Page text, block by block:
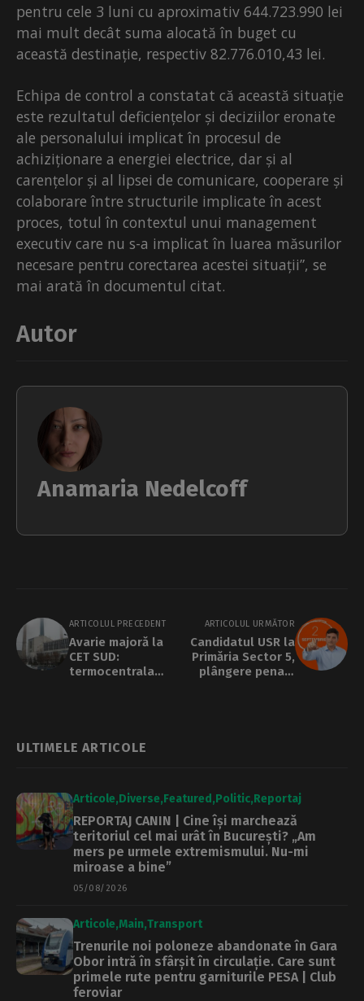
pentru cele 3 luni cu aproximativ 644.723.990 lei
mai mult decât suma alocată în buget cu
această destinație, respectiv 82.776.010,43 lei.
Echipa de control a constatat că această situație
este rezultatul deficiențelor și deciziilor eronate
ale personalului implicat în procesul de
achiziționare a energiei electrice, dar și al
carențelor și al lipsei de comunicare, cooperare și
colaborare între structurile implicate în acest
proces, totul în contextul unui management
executiv care nu s-a implicat în luarea măsurilor
necesare pentru corectarea acestei situații”, se
mai arată în documentul citat.
Autor
Anamaria Nedelcoff
ARTICOLUL PRECEDENT
Avarie majoră la
CET SUD:
termocentrala
grade mai mică
ARTICOLUL URMĂTOR
Candidatul USR la
Primăria Sector 5,
plângere penală
ULTIMELE ARTICOLE
Articole Diverse Featured Politic Reportaj
REPORTAJ CANIN | Cine își marchează
teritoriul cel mai urât în București? „Am
mers pe urmele extremismului. Nu-mi
miroase a bine”
05/08/2026
Articole Main Transport
Trenurile noi poloneze abandonate în Gara
Obor intră în sfârșit în circulație. Care sunt
primele rute pentru garniturile PESA | Club
feroviar